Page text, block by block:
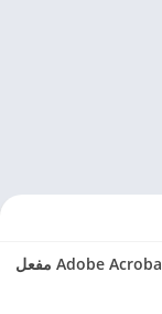
برنامج Adobe Acrobat Pro DC 2025.001.20458 مفعل